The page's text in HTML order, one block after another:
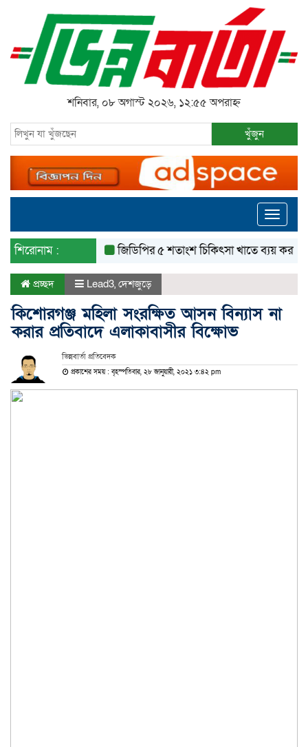
শনিবার, ০৮ অগাস্ট ২০২৬, ১২:৫৫ অপরাহ্ন
খুঁজুন
Toggle
শিরোনাম : জিডিপির ৫ শতাংশ চিকিৎসা খাতে ব্যয় করা হবে:
প্রচ্ছদ Lead3, দেশজুড়ে
কিশোরগঞ্জ মহিলা সংরক্ষিত আসন বিন্যাস না
করার প্রতিবাদে এলাকাবাসীর বিক্ষোভ
ভিন্নবার্তা প্রতিবেদক
প্রকাশের সময় : বৃহস্পতিবার, ২৮ জানুয়ারী, ২০২১ ৩:৪২ pm